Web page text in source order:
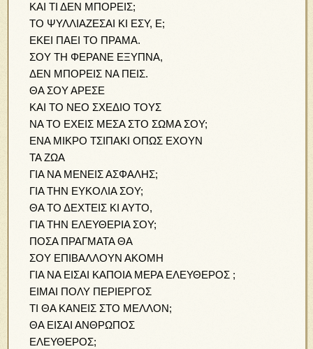
ΚΑΙ ΤΙ ΔΕΝ ΜΠΟΡΕΙΣ;
ΤΟ ΨΥΛΛΙΑΖΕΣΑΙ ΚΙ ΕΣΥ, Ε;
ΕΚΕΙ ΠΑΕΙ ΤΟ ΠΡΑΜΑ.
ΣΟΥ ΤΗ ΦΕΡΑΝΕ ΕΞΥΠΝΑ,
ΔΕΝ ΜΠΟΡΕΙΣ ΝΑ ΠΕΙΣ.
ΘΑ ΣΟΥ ΑΡΕΣΕ
ΚΑΙ ΤΟ ΝΕΟ ΣΧΕΔΙΟ ΤΟΥΣ
ΝΑ ΤΟ ΕΧΕΙΣ ΜΕΣΑ ΣΤΟ ΣΩΜΑ ΣΟΥ;
ΕΝΑ ΜΙΚΡΟ ΤΣΙΠΑΚΙ ΟΠΩΣ ΕΧΟΥΝ
ΤΑ ΖΩΑ
ΓΙΑ ΝΑ ΜΕΝΕΙΣ ΑΣΦΑΛΗΣ;
ΓΙΑ ΤΗΝ ΕΥΚΟΛΙΑ ΣΟΥ;
ΘΑ ΤΟ ΔΕΧΤΕΙΣ ΚΙ ΑΥΤΟ,
ΓΙΑ ΤΗΝ ΕΛΕΥΘΕΡΙΑ ΣΟΥ;
ΠΟΣΑ ΠΡΑΓΜΑΤΑ ΘΑ
ΣΟΥ ΕΠΙΒΑΛΛΟΥΝ ΑΚΟΜΗ
ΓΙΑ ΝΑ ΕΙΣΑΙ ΚΑΠΟΙΑ ΜΕΡΑ ΕΛΕΥΘΕΡΟΣ ;
ΕΙΜΑΙ ΠΟΛΥ ΠΕΡΙΕΡΓΟΣ
ΤΙ ΘΑ ΚΑΝΕΙΣ ΣΤΟ ΜΕΛΛΟΝ;
ΘΑ ΕΙΣΑΙ ΑΝΘΡΩΠΟΣ
ΕΛΕΥΘΕΡΟΣ;